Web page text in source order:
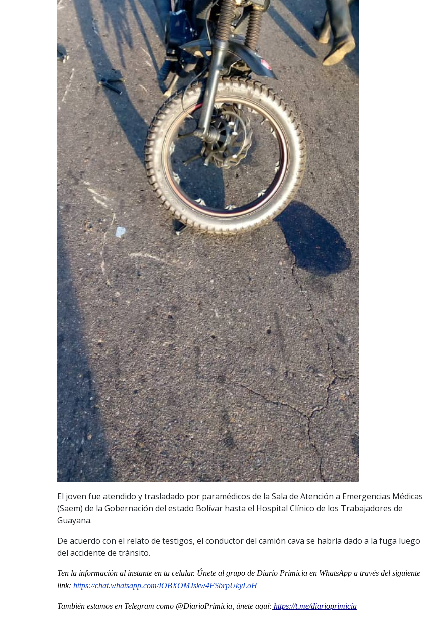
El joven fue atendido y trasladado por paramédicos de la Sala de Atención a Emergencias Médicas
(Saem) de la Gobernación del estado Bolívar hasta el Hospital Clínico de los Trabajadores de
Guayana.
De acuerdo con el relato de testigos, el conductor del camión cava se habría dado a la fuga luego
del accidente de tránsito.
Ten la información al instante en tu celular. Únete al grupo de Diario Primicia en WhatsApp a través del siguiente
link: https://chat.whatsapp.com/IOBXOMJskw4FSbrpUkyLoH
También estamos en Telegram como @DiarioPrimicia, únete aquí: https://t.me/diarioprimicia